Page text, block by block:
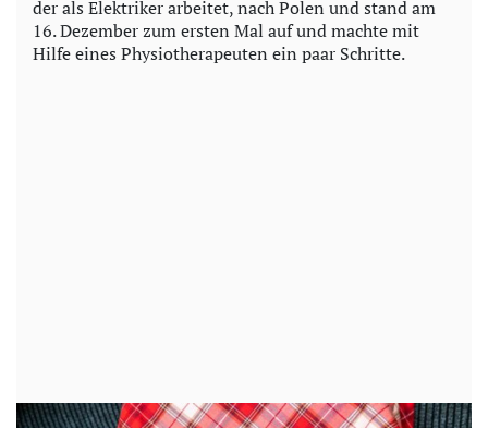
der als Elektriker arbeitet, nach Polen und stand am
16. Dezember zum ersten Mal auf und machte mit
Hilfe eines Physiotherapeuten ein paar Schritte.